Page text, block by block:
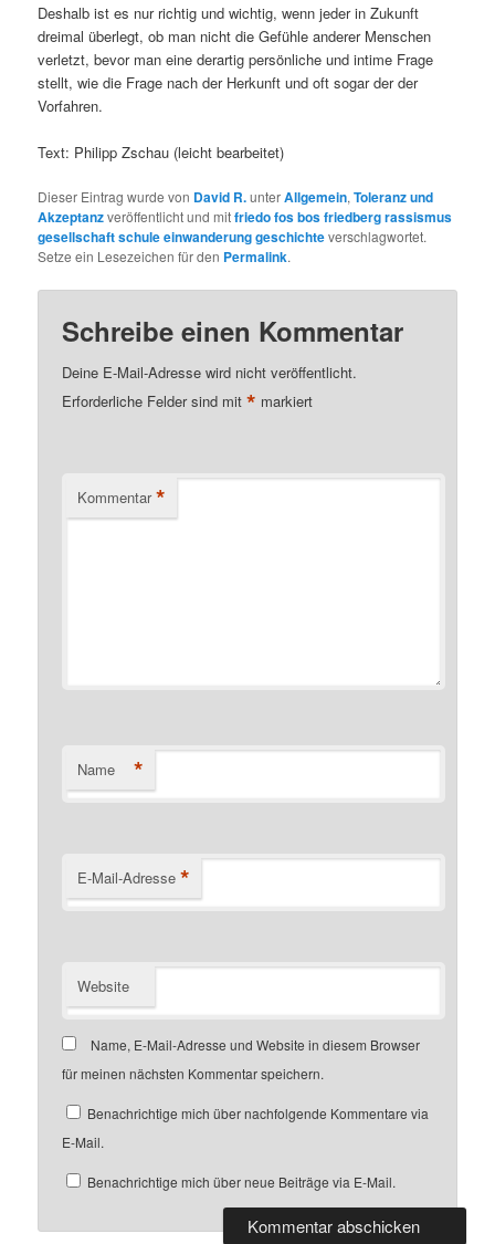
Deshalb ist es nur richtig und wichtig, wenn jeder in Zukunft
dreimal überlegt, ob man nicht die Gefühle anderer Menschen
verletzt, bevor man eine derartig persönliche und intime Frage
stellt, wie die Frage nach der Herkunft und oft sogar der der
Vorfahren.
Text: Philipp Zschau (leicht bearbeitet)
Dieser Eintrag wurde von David R.unterAllgemein,Toleranz und
Akzeptanzveröffentlicht und mitfriedo fos bos friedberg rassismus
gesellschaft schule einwanderung geschichteverschlagwortet.
Setze ein Lesezeichen für den Permalink.
Schreibe einen Kommentar
Deine E-Mail-Adresse wird nicht veröffentlicht.
Erforderliche Felder sind mit* markiert
Kommentar *
Name *
E-Mail-Adresse *
Website
Name, E-Mail-Adresse und Website in diesem Browser
für meinen nächsten Kommentar speichern.
Benachrichtige mich über nachfolgende Kommentare via
E-Mail.
Benachrichtige mich über neue Beiträge via E-Mail.